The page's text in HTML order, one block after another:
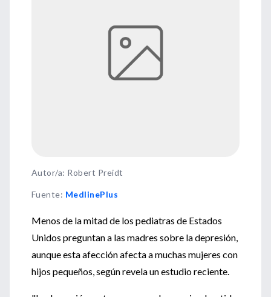
Autor/a: Robert Preidt
Fuente: MedlinePlus
Menos de la mitad de los pediatras de Estados
Unidos preguntan a las madres sobre la depresión,
aunque esta afección afecta a muchas mujeres con
hijos pequeños, según revela un estudio reciente.